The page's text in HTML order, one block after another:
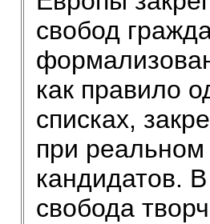
свобод
как правило
списках,
при реальном
кандидатов.
свобода